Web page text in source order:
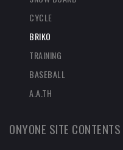
CYCLE
BRIKO
TRAINING
BASEBALL
A.A.TH
ONYONE SITE CONTENTS